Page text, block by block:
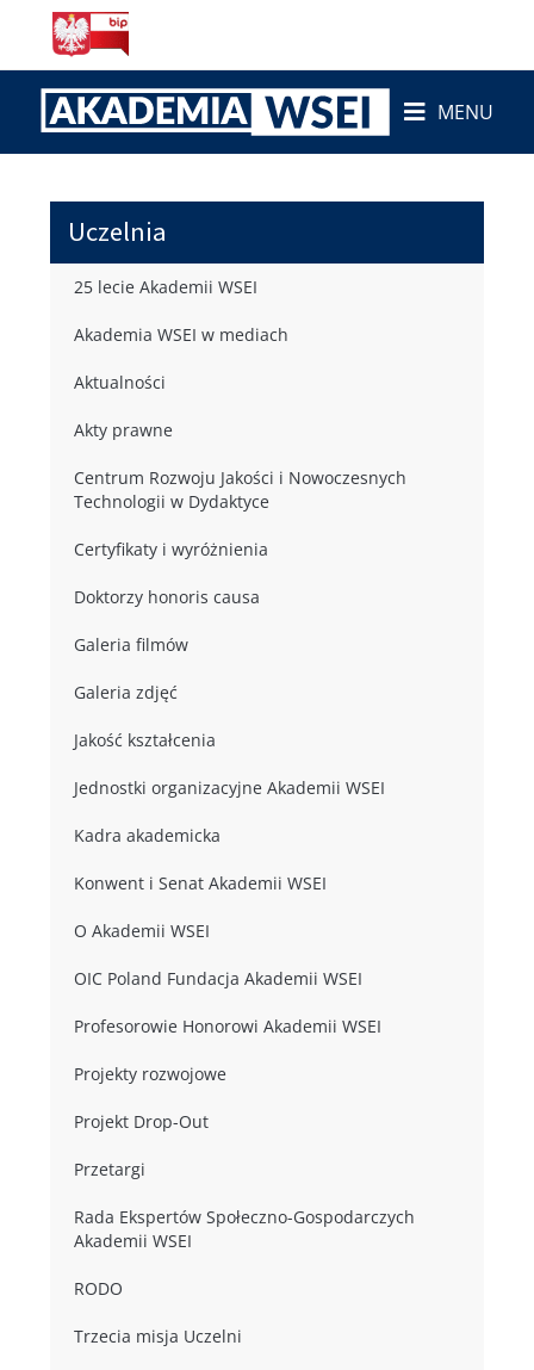
MENU
Uczelnia
25 lecie Akademii WSEI
Akademia WSEI w mediach
Aktualności
Akty prawne
Centrum Rozwoju Jakości i Nowoczesnych
Technologii w Dydaktyce
Certyfikaty i wyróżnienia
Doktorzy honoris causa
Galeria filmów
Galeria zdjęć
Jakość kształcenia
Jednostki organizacyjne Akademii WSEI
Kadra akademicka
Konwent i Senat Akademii WSEI
O Akademii WSEI
OIC Poland Fundacja Akademii WSEI
Profesorowie Honorowi Akademii WSEI
Projekty rozwojowe
Projekt Drop-Out
Przetargi
Rada Ekspertów Społeczno-Gospodarczych
Akademii WSEI
RODO
Trzecia misja Uczelni